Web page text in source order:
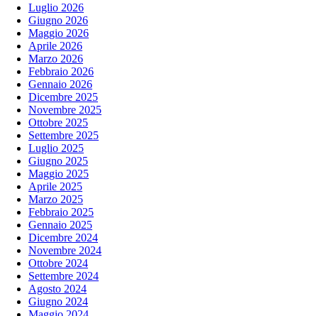
Luglio 2026
Giugno 2026
Maggio 2026
Aprile 2026
Marzo 2026
Febbraio 2026
Gennaio 2026
Dicembre 2025
Novembre 2025
Ottobre 2025
Settembre 2025
Luglio 2025
Giugno 2025
Maggio 2025
Aprile 2025
Marzo 2025
Febbraio 2025
Gennaio 2025
Dicembre 2024
Novembre 2024
Ottobre 2024
Settembre 2024
Agosto 2024
Giugno 2024